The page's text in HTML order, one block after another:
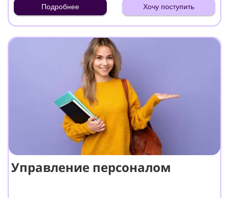
Подробнее Хочу поступить
Управление персоналом